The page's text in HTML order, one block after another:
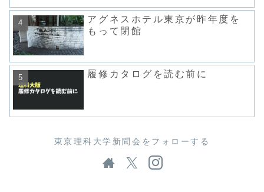
アグネスホテル東京が昨年度を
もって閉館
履修カタログを読む前に
東京理科大学新聞会をフォローする